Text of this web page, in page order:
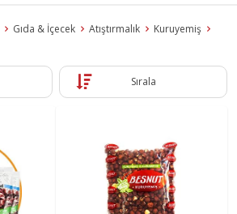
Gıda & İçecek Atıştırmalık
Kuruyemiş
Sırala